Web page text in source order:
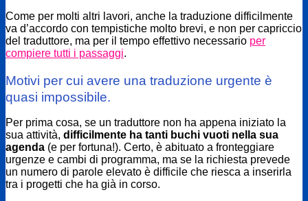
Come per molti altri lavori, anche la traduzione difficilmente
va d’accordo con tempistiche molto brevi, e non per capriccio
del traduttore, ma per il tempo effettivo necessario per
compiere tutti i passaggi.
Motivi per cui avere una traduzione urgente è
quasi impossibile.
Per prima cosa, se un traduttore non ha appena iniziato la
sua attività, difficilmente ha tanti buchi vuoti nella sua
agenda (e per fortuna!). Certo, è abituato a fronteggiare
urgenze e cambi di programma, ma se la richiesta prevede
un numero di parole elevato è difficile che riesca a inserirla
tra i progetti che ha già in corso.